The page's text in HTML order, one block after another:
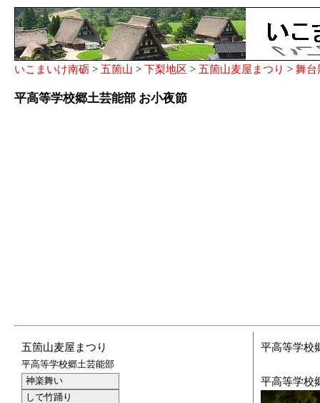
いこまいけ南砺 > 五箇山 > 下梨地区 > 五箇山麦屋まつり > 舞台
平高等学校郷土芸能部 お小夜節
平高等学校
平高等学校
五箇山麦屋まつり
平高等学校郷土芸能部
神楽舞い
しで竹踊り